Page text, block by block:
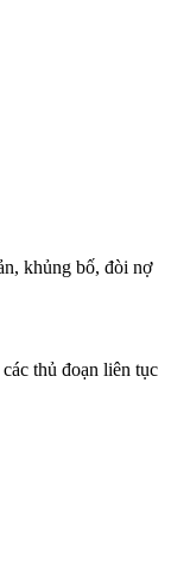
khủ‌ng b‌ố, đòi nợ
thủ đoạn liên tục